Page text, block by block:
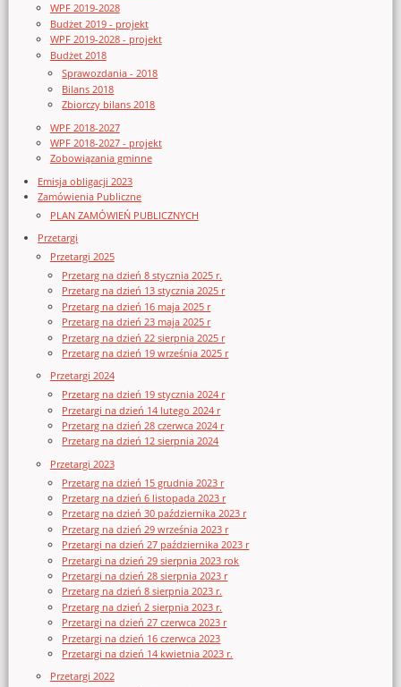
WPF 2019-2028
Budżet 2019 - projekt
WPF 2019-2028 - projekt
Budżet 2018
Sprawozdania - 2018
Bilans 2018
Zbiorczy bilans 2018
WPF 2018-2027
WPF 2018-2027 - projekt
Zobowiązania gminne
Emisja obligacji 2023
Zamówienia Publiczne
PLAN ZAMÓWIEŃ PUBLICZNYCH
Przetargi
Przetargi 2025
Przetarg na dzień 8 stycznia 2025 r.
Przetarg na dzień 13 stycznia 2025 r
Przetarg na dzień 16 maja 2025 r
Przetarg na dzień 23 maja 2025 r
Przetarg na dzień 22 sierpnia 2025 r
Przetarg na dzień 19 września 2025 r
Przetargi 2024
Przetarg na dzień 19 stycznia 2024 r
Przetargi na dzień 14 lutego 2024 r
Przetarg na dzień 28 czerwca 2024 r
Przetarg na dzień 12 sierpnia 2024
Przetargi 2023
Przetarg na dzień 15 grudnia 2023 r
Przetarg na dzień 6 listopada 2023 r
Przetarg na dzień 30 października 2023 r
Przetarg na dzień 29 września 2023 r
Przetargi na dzień 27 października 2023 r
Przetargi na dzień 29 sierpnia 2023 rok
Przetargi na dzień 28 sierpnia 2023 r
Przetarg na dzień 8 sierpnia 2023 r.
Przetarg na dzień 2 sierpnia 2023 r.
Przetargi na dzień 27 czerwca 2023 r
Przetargi na dzień 16 czerwca 2023
Przetargi na dzień 14 kwietnia 2023 r.
Przetargi 2022